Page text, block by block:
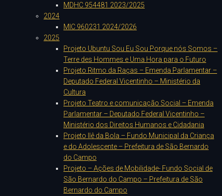
MDHC 954481 2023/2025
2024
MIC 960231 2024/2026
2025
Projeto Ubuntu Sou Eu Sou Porque nós Somos –
Terre des Hommes e Uma Hora para o Futuro
Projeto Ritmo da Raças – Emenda Parlamentar –
Deputado Federal Vicentinho – Ministério da
Cultura
Projeto Teatro e comunicação Social – Emenda
Parlamentar – Deputado Federal Vicentinho –
Ministério dos Direitos Humanos e Cidadania
Projeto Ilê da Bola – Fundo Municipal da Criança
e do Adolescente – Prefeitura de São Bernardo
do Campo
Projeto – Ações de Mobilidade- Fundo Social de
São Bernardo do Campo – Prefeitura de São
Bernardo do Campo